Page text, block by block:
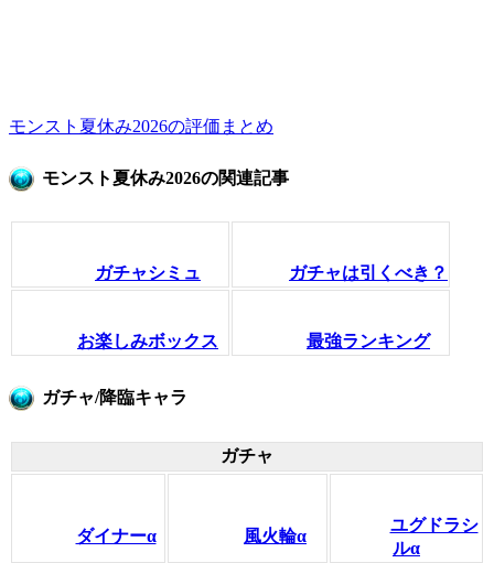
モンスト夏休み2026の評価まとめ
モンスト夏休み2026の関連記事
ガチャシミュ ガチャは引くべき？
お楽しみボックス 最強ランキング
ガチャ/降臨キャラ
ガチャ
ダイナーα 風火輪α
ユグドラシ
ルα